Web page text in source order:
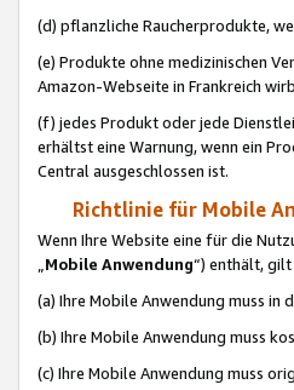
(d) pflanzliche Raucherprodukte,
(e) Produkte ohne medizinischen
Amazon-Webseite in Frankreich
(f) jedes Produkt oder jede
erhältst eine Warnung, wenn ein
Central ausgeschlossen ist.
Richtlinie für Mobile
Wenn Ihre Website eine für die
„Mobile Anwendung“) enthält, gilt
(a) Ihre Mobile Anwendung muss
(b) Ihre Mobile Anwendung muss
(c) Ihre Mobile Anwendung muss